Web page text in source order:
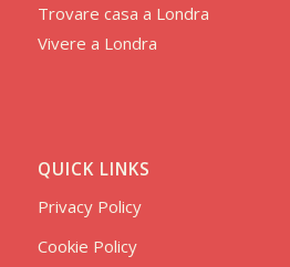
Trovare casa a Londra
Vivere a Londra
QUICK LINKS
Privacy Policy
Cookie Policy